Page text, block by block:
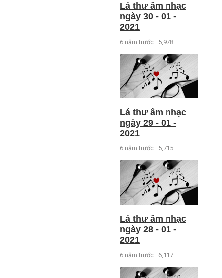
Lá thư âm nhạc
ngày 30 - 01 -
2021
6 năm trước 5,978
Lá thư âm nhạc
ngày 29 - 01 -
2021
6 năm trước 5,715
Lá thư âm nhạc
ngày 28 - 01 -
2021
6 năm trước 6,117